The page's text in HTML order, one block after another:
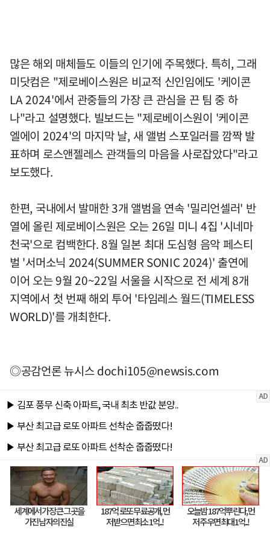
많은 해외 매체들도 이들의 인기에 주목했다. 특히, 그래
미닷컴은 "제로베이스원은 비교적 신인임에도 '케이콘
LA 2024'에서 관중들의 가장 큰 관심을 끈 팀 중 하
나"라고 설명했다. 빌보드는 "제로베이스원이 '케이콘
엘에이 2024'의 마지막 날, 새 앨범 스포일러를 깜짝 발
표하며 로스앤젤레스 관객들의 마음을 사로잡았다"라고
보도했다.
한편, 국내에서 발매한 3개 앨범을 연속 '밀리언셀러' 반
열에 올린 제로베이스원은 오는 26일 미니 4집 '시네마
천국'으로 컴백한다. 8월 일본 최대 도심형 음악 페스티
벌 '서머소닉 2024(SUMMER SONIC 2024)' 출연에
이어 오는 9월 20~22일 서울을 시작으로 전 세계 8개
지역에서 첫 번째 해외 투어 '타임레스 월드(TIMELESS
WORLD)'를 개최한다.
◎공감언론 뉴시스dochi105@newsis.com